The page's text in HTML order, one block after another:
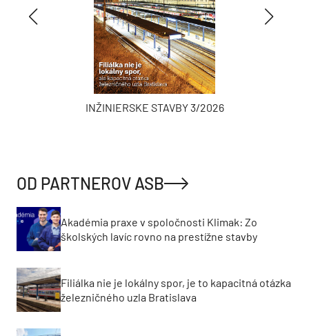
INŽINIERSKE STAVBY 3/2026
OD PARTNEROV ASB
Akadémia praxe v spoločnosti Klimak: Zo
školských lavíc rovno na prestížne stavby
Filiálka nie je lokálny spor, je to kapacitná otázka
železničného uzla Bratislava